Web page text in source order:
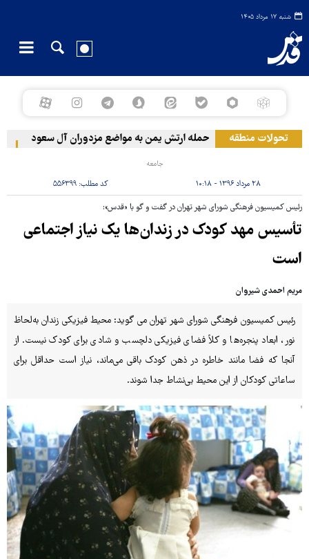
شنبه ۱۷ مرداد ۱۴۰۵
تحولات منطقه حمله ارتش یمن به مواضع مزدوران آل سعود
جامعه
۲۸ مرداد ۱۳۹۶ - ۱۰:۱۸ کد مطلب: ۵۵۶۳۹۹
رئیس کمیسیون فرهنگی شورای شهر تهران در گفت و گو با «قدس»:
تأسیس مهد کودک در زندان‌ها یک نیاز اجتماعی
است
مریم احمدی شیروان
رئیس کمیسیون فرهنگی شورای شهر تهران می گوید: محیط فیزیکی زندان به‌لحاظ
نور، ابعاد پنجره‌ها و کلاً فضای فیزیکی دلچسب و شادی برای کودک نیست. از
آنجا که فضا مانند خاطره در ذهن کودک باقی‌ می‌ماند، نیاز است حداقل برای
ساعاتی کودکان از این محیط بی‌نشاط جدا شوند.